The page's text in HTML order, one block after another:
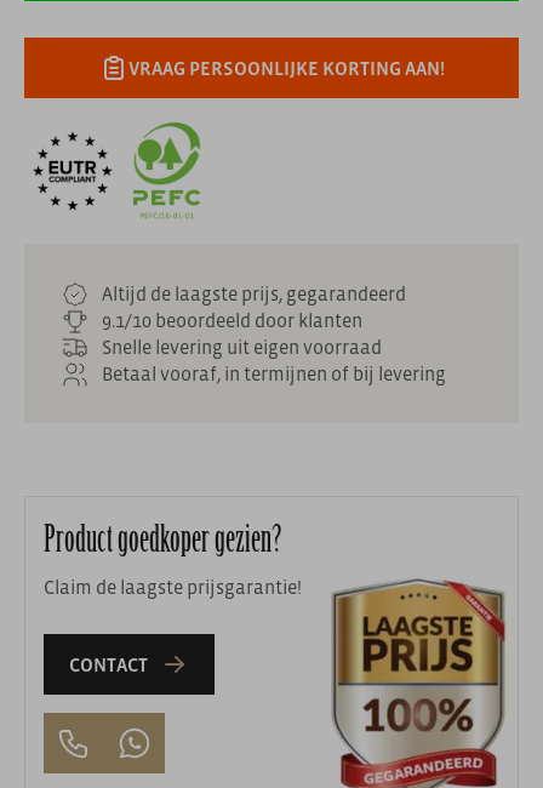
VRAAG PERSOONLIJKE KORTING AAN!
Altijd de laagste prijs, gegarandeerd
9.1/10 beoordeeld door klanten
Snelle levering uit eigen voorraad
Betaal vooraf, in termijnen of bij levering
Product goedkoper gezien?
Claim de laagste prijsgarantie!
CONTACT